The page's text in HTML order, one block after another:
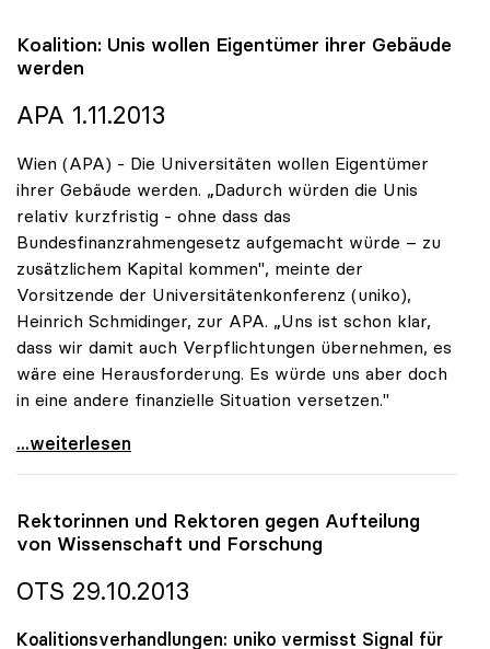
Koalition: Unis wollen Eigentümer ihrer Gebäude
werden
APA 1.11.2013
Wien (APA) - Die Universitäten wollen Eigentümer
ihrer Gebäude werden. „Dadurch würden die Unis
relativ kurzfristig - ohne dass das
Bundesfinanzrahmengesetz aufgemacht würde – zu
zusätzlichem Kapital kommen", meinte der
Vorsitzende der Universitätenkonferenz (uniko),
Heinrich Schmidinger, zur APA. „Uns ist schon klar,
dass wir damit auch Verpflichtungen übernehmen, es
wäre eine Herausforderung. Es würde uns aber doch
in eine andere finanzielle Situation versetzen."
Koalition: Unis wollen Eigentümer ihrer Gebäude
...weiterlesen
Rektorinnen und Rektoren gegen Aufteilung
von Wissenschaft und Forschung
OTS 29.10.2013
Koalitionsverhandlungen: uniko vermisst Signal für